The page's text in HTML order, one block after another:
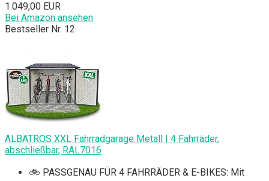
1.049,00 EUR
Bei Amazon ansehen
Bestseller Nr. 12
ALBATROS XXL Fahrradgarage Metall | 4 Fahrräder,
abschließbar, RAL7016
🚲 PASSGENAU FÜR 4 FAHRRÄDER & E-BIKES: Mit